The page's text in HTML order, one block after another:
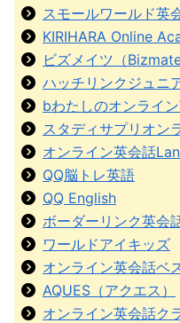
スモールワールド英
KIRIHARA Online
ビズメイツ（
ハッチリンクジュニ
bわたしのオンライ
スタディサプリオン
オンライン英会話
QQ脳トレ英語
QQ English
ボーダーリンク英会
ワールドアイキッズ
オンライン英会話ベ
AQUES（アクエス）
オンライン英会話ク